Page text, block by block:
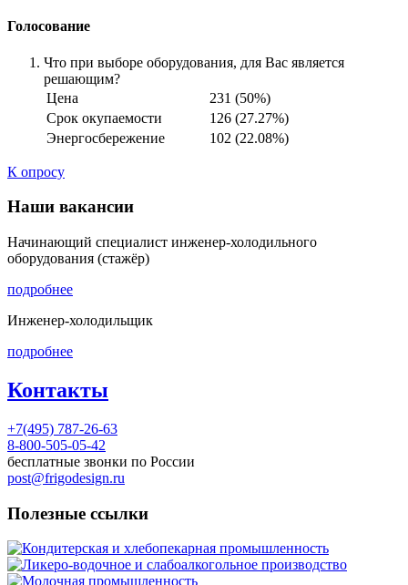
Голосование
Что при выборе оборудования, для Вас является
решающим?
Цена
231 (50%)
Срок окупаемости
126 (27.27%)
Энергосбережение
102 (22.08%)
К опросу
Наши вакансии
Начинающий специалист инженер-холодильного
оборудования (стажёр)
подробнее
Инженер-холодильщик
подробнее
Контакты
+7(495) 787-26-63
8-800-505-05-42
бесплатные звонки по России
post@frigodesign.ru
Полезные ссылки
Кондитерская и хлебопекарная промышленность
Ликеро-водочное и слабоалкогольное производство
Молочная промышленность